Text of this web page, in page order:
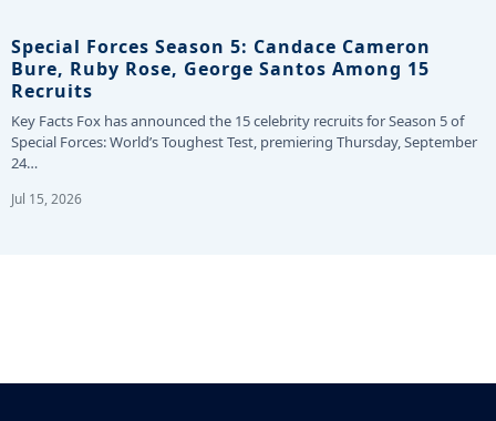
Special Forces Season 5: Candace Cameron
Bure, Ruby Rose, George Santos Among 15
Recruits
Key Facts Fox has announced the 15 celebrity recruits for Season 5 of
Special Forces: World’s Toughest Test, premiering Thursday, September
24…
Jul 15, 2026